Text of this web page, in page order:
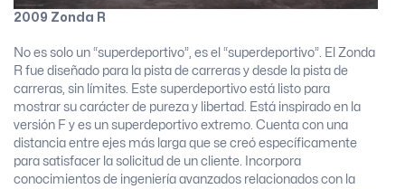
2009 Zonda R
No es solo un “superdeportivo”, es el “superdeportivo”. El Zonda
R fue diseñado para la pista de carreras y desde la pista de
carreras, sin límites. Este superdeportivo está listo para
mostrar su carácter de pureza y libertad. Está inspirado en la
versión F y es un superdeportivo extremo. Cuenta con una
distancia entre ejes más larga que se creó específicamente
para satisfacer la solicitud de un cliente. Incorpora
conocimientos de ingeniería avanzados relacionados con la